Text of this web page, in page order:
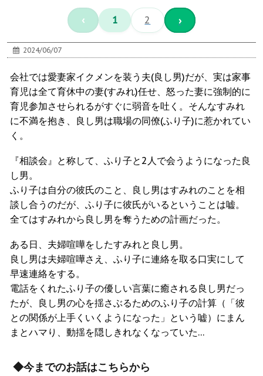
‹ 1 2 ›
2024/06/07
会社では愛妻家イクメンを装う夫(良し男)だが、実は家事
育児は全て育休中の妻(すみれ)任せ、怒った妻に強制的に
育児参加させられるがすぐに弱音を吐く。そんなすみれ
に不満を抱き、良し男は職場の同僚(ふり子)に惹かれてい
く。
『相談会』と称して、ふり子と2人で会うようになった良
し男。
ふり子は自分の彼氏のこと、良し男はすみれのことを相
談し合うのだが、ふり子に彼氏がいるということは嘘。
全てはすみれから良し男を奪うための計画だった。
ある日、夫婦喧嘩をしたすみれと良し男。
良し男は夫婦喧嘩さえ、ふり子に連絡を取る口実にして
早速連絡をする。
電話をくれたふり子の優しい言葉に癒される良し男だっ
たが、良し男の心を揺さぶるためのふり子の計算（「彼
との関係が上手くいくようになった」という嘘）にまん
まとハマり、動揺を隠しきれなくなっていた…
◆今までのお話はこちらから